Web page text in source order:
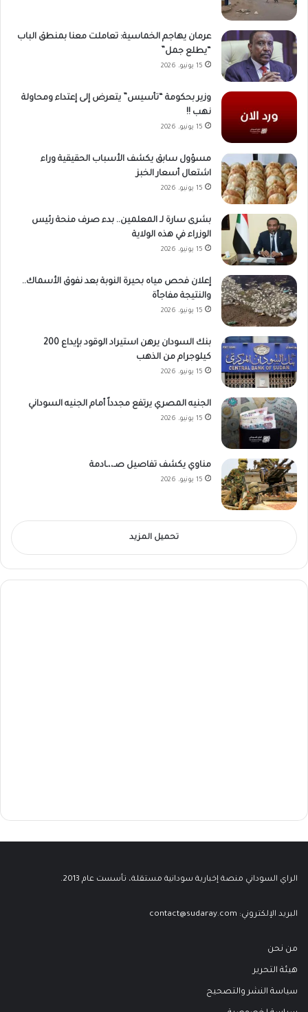
عرمان يهاجم الخماسية: تعاملت معنا بمنطق الباب
“يطلع جمل”
15 يونيو، 2026
وزير بحكومة “تأسيس” يتعرض إلى إعتداء ومحاولة
نهب !!
15 يونيو، 2026
مسؤول سابق يكشف الأسباب الحقيقية وراء
اشتعال أسعار الخبز
15 يونيو، 2026
بشرى سارة لـ المعلمين.. بدء صرف منحة رئيس
الوزراء في هذه الولاية
15 يونيو، 2026
إعلان فحص مياه بحيرة النوبة بعد نفوق الأسماك..
والنتيجة مفاجأة
15 يونيو، 2026
بنك السودان يرهن استيراد الوقود بإيداع 200
كيلوجرام من الذهب
15 يونيو، 2026
الجنيه المصري يرتفع مجدداً أمام الجنيه السوداني
15 يونيو، 2026
مناوي يكشف تفاصيل صـ،،ـادمة
15 يونيو، 2026
تحميل المزيد
الراي السوداني منصة إخبارية سودانية مستقلة، تأسست عام 2013.
البريد الإلكتروني: contact@sudaray.com
من نحن
هيئة التحرير
سياسة النشر والتصحيح